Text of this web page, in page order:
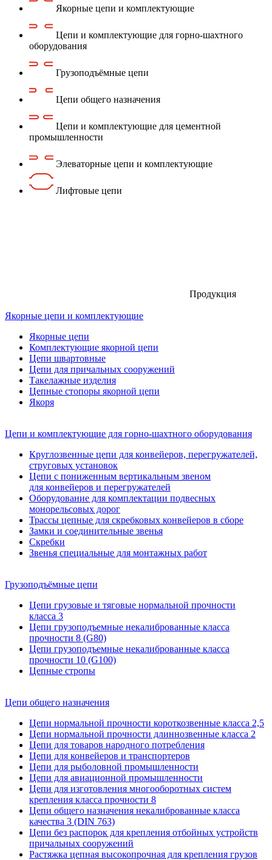
Якорные цепи и комплектующие
Цепи и комплектующие для горно-шахтного
оборудования
Грузоподъёмные цепи
Цепи общего назначения
Цепи и комплектующие для цементной
промышленности
Элеваторные цепи и комплектующие
Лифтовые цепи
Продукция
Якорные цепи и комплектующие
Якорные цепи
Комплектующие якорной цепи
Цепи швартовные
Цепи для причальных сооружений
Такелажные изделия
Цепные стопоры якорной цепи
Якоря
Цепи и комплектующие для горно-шахтного оборудования
Круглозвенные цепи для конвейеров, перегружателей,
струговых установок
Цепи с пониженным вертикальным звеном
для конвейеров и перегружателей
Оборудование для комплектации подвесных
монорельсовых дорог
Трассы цепные для скребковых конвейеров в сборе
Замки и соединительные звенья
Скребки
Звенья специальные для монтажных работ
Грузоподъёмные цепи
Цепи грузовые и тяговые нормальной прочности
класса 3
Цепи грузоподъемные некалиброванные класса
прочности 8 (G80)
Цепи грузоподъемные некалиброванные класса
прочности 10 (G100)
Цепные стропы
Цепи общего назначения
Цепи нормальной прочности короткозвенные класса 2,5
Цепи нормальной прочности длиннозвенные класса 2
Цепи для товаров народного потребления
Цепи для конвейеров и транспортеров
Цепи для рыболовной промышленности
Цепи для авиационной промышленности
Цепи для изготовления многооборотных систем
крепления класса прочности 8
Цепи общего назначения некалиброванные класса
качества 3 (DIN 763)
Цепи без распорок для крепления отбойных устройств
причальных сооружений
Растяжка цепная высокопрочная для крепления грузов